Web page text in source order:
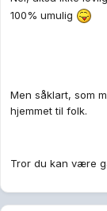
100% umulig
Men såklart, som
hjemmet til folk.
Tror du kan være